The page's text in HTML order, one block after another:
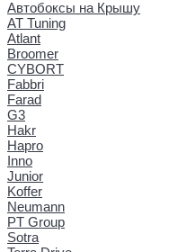
Автобоксы на Крышу
AT Tuning
Atlant
Broomer
CYBORT
Fabbri
Farad
G3
Hakr
Hapro
Inno
Junior
Koffer
Neumann
PT Group
Sotra